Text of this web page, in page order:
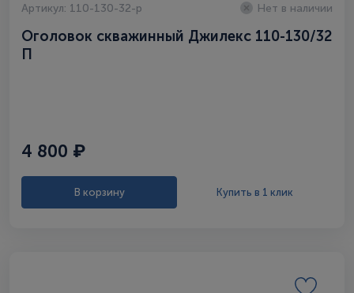
Артикул: 110-130-32-p Нет в наличии
Оголовок скважинный Джилекс 110-130/32
П
4 800 ₽
В корзину Купить в 1 клик